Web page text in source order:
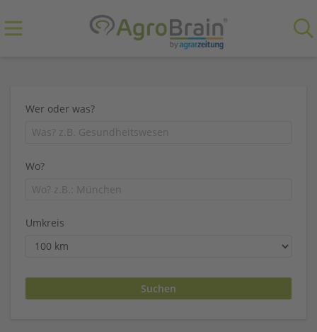
Wer oder was?
Wo?
Umkreis